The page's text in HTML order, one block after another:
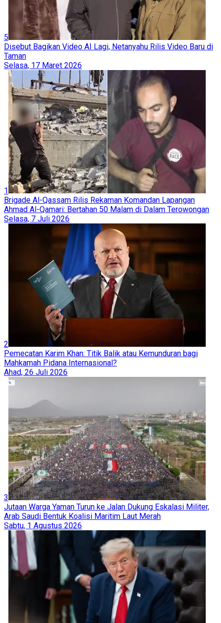
5
Disebut Bagikan Video AI Lagi, Netanyahu Rilis Video Baru di
Taman
Selasa, 17 Maret 2026
1
Brigade Al-Qassam Rilis Rekaman Komandan Lapangan
Ahmad Al-Qamari: Bertahan 50 Malam di Dalam Terowongan
Selasa, 7 Juli 2026
2
Pemecatan Karim Khan: Titik Balik atau Kemunduran bagi
Mahkamah Pidana Internasional?
Ahad, 26 Juli 2026
3
Jutaan Warga Yaman Turun ke Jalan Dukung Eskalasi Militer,
Arab Saudi Bentuk Koalisi Maritim Laut Merah
Sabtu, 1 Agustus 2026